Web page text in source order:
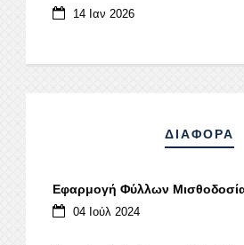
14 Ιαν 2026
ΔΙΑΦΟΡΑ
Εφαρμογή Φύλλων
04 Ιούλ 2024